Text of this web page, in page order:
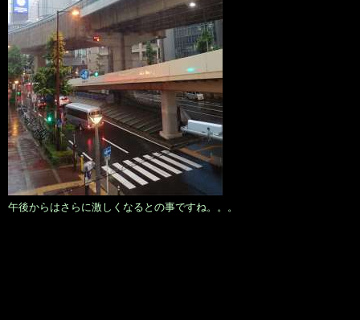
午後からはさらに激しくなるとの事ですね。。。